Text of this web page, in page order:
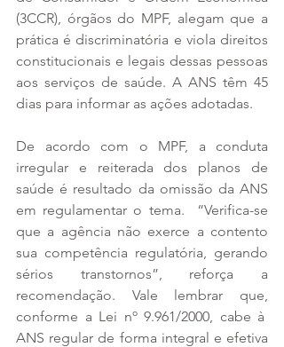
(3CCR), órgãos do MPF, alegam que a
prática é discriminatória e viola direitos
constitucionais e legais dessas pessoas
aos serviços de saúde. A ANS têm 45
dias para informar as ações adotadas.
De acordo com o MPF, a conduta
irregular e reiterada dos planos de
saúde é resultado da omissão da ANS
em regulamentar o tema.  “Verifica-se
que a agência não exerce a contento
sua competência regulatória, gerando
sérios transtornos”, reforça a
recomendação. Vale lembrar que,
conforme a Lei nº 9.961/2000, cabe à
ANS regular de forma integral e efetiva